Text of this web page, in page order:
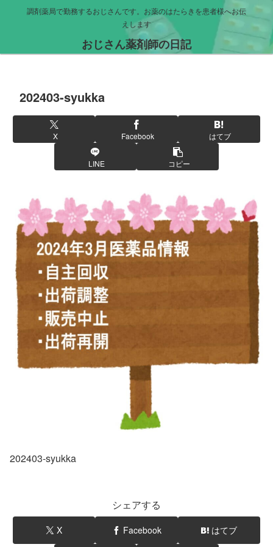
調剤薬局で勤務するおじさんです。お薬のはたらきを患者様へお伝
えします
おじさん薬剤師の日記
202403-syukka
X Facebook はてブ
LINE コピー
202403-syukka
シェアする
X Facebook はてブ